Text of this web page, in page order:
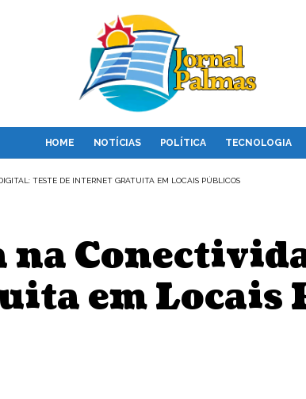
HOME NOTÍCIAS POLÍTICA TECNOLOGIA
TESTE DE INTERNET GRATUITA EM LOCAIS PÚBLICOS
em Locais